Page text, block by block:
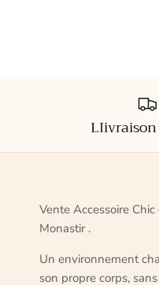
Vente Accessoire
Monastir .
Un environnement
son propre corps,